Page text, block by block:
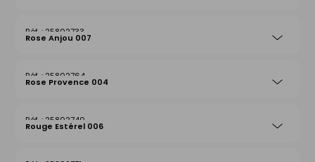
25802733
Rose Anjou 007
25802764
Rose Provence 004
25802740
Rouge Estérel 006